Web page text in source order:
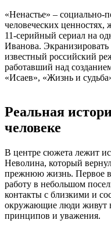
«Ненастье» – социально-
человеческих
11-серийный сериал на
Иванова. Экранизировать
известный российский
работавший над
«Исаев», «Жизнь и
Реальная
человеке
В центре сюжета лежит
Неволина, который
прежнюю жизнь. Первое
работу в небольшом
контакты с близкими и
окружающие люди живут
принципов и уважения.